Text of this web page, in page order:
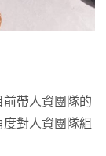
帶人資團隊的
對人資團隊組